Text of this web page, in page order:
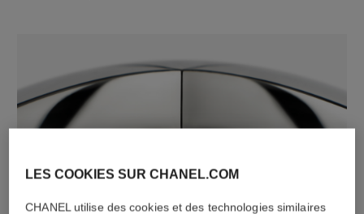
LES COOKIES SUR CHANEL.COM
CHANEL utilise des cookies et des technologies similaires